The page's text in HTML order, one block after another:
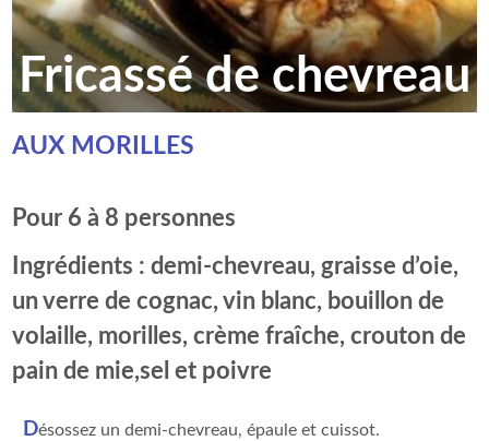
Fricassé de chevreau
AUX MORILLES
Pour 6 à 8 personnes
Ingrédients : demi-chevreau, graisse d’oie,
un verre de cognac, vin blanc, bouillon de
volaille, morilles, crème fraîche, crouton de
pain de mie,sel et poivre
Désossez un demi-chevreau, épaule et cuissot.